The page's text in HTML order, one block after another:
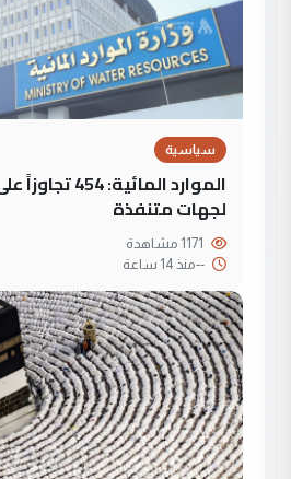
سياسية
الموارد
لجهات متنفذة
--منذ 14 ساعة